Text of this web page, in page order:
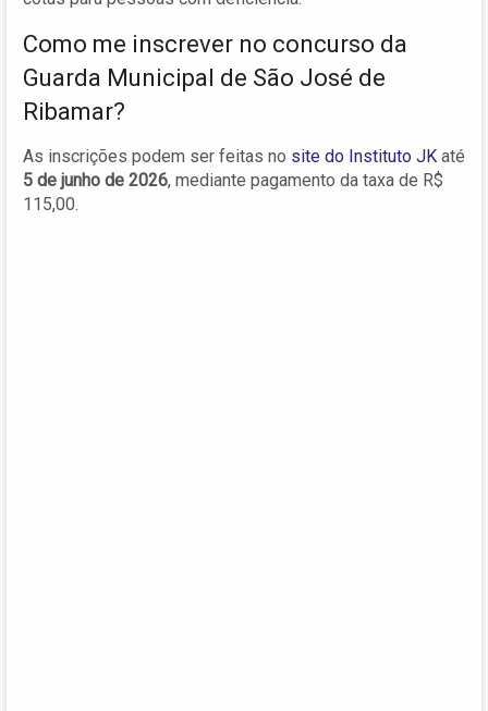
Como me inscrever no concurso da
Guarda Municipal de São José de
Ribamar?
As inscrições podem ser feitas no site do Instituto JK até
5 de junho de 2026, mediante pagamento da taxa de R$
115,00.